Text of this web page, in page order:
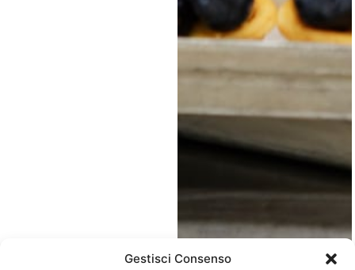
Gestisci Consenso